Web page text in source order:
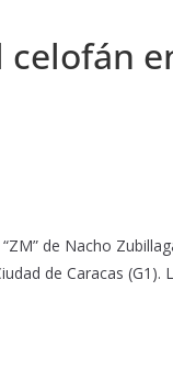
celofán
de Nacho
de Caracas